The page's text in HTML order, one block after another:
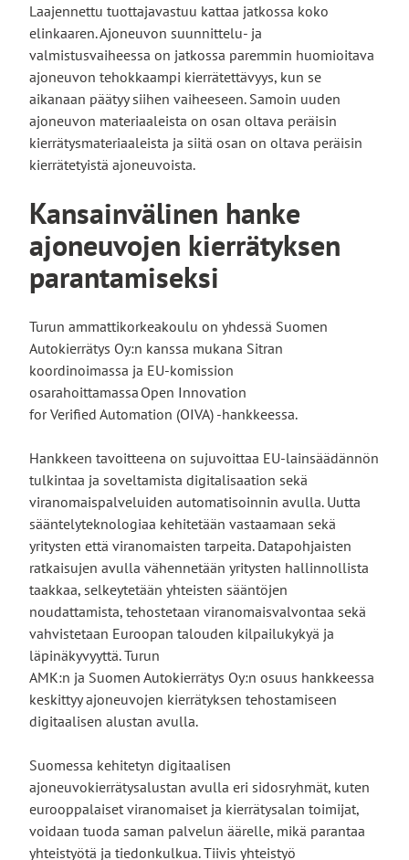
Laajennettu tuottajavastuu kattaa jatkossa koko
elinkaaren. Ajoneuvon suunnittelu- ja
valmistusvaiheessa on jatkossa paremmin huomioitava
ajoneuvon tehokkaampi kierrätettävyys, kun se
aikanaan päätyy siihen vaiheeseen. Samoin uuden
ajoneuvon materiaaleista on osan oltava peräisin
kierrätysmateriaaleista ja siitä osan on oltava peräisin
kierrätetyistä ajoneuvoista.
Kansainvälinen hanke
ajoneuvojen kierrätyksen
parantamiseksi
Turun ammattikorkeakoulu on yhdessä Suomen
Autokierrätys Oy:n kanssa mukana Sitran
koordinoimassa ja EU-komission
osarahoittamassa Open Innovation
for Verified Automation (OIVA) -hankkeessa.
Hankkeen tavoitteena on sujuvoittaa EU-lainsäädännön
tulkintaa ja soveltamista digitalisaation sekä
viranomaispalveluiden automatisoinnin avulla. Uutta
sääntelyteknologiaa kehitetään vastaamaan sekä
yritysten että viranomaisten tarpeita. Datapohjaisten
ratkaisujen avulla vähennetään yritysten hallinnollista
taakkaa, selkeytetään yhteisten sääntöjen
noudattamista, tehostetaan viranomaisvalvontaa sekä
vahvistetaan Euroopan talouden kilpailukykyä ja
läpinäkyvyyttä. Turun
AMK:n ja Suomen Autokierrätys Oy:n osuus hankkeessa
keskittyy ajoneuvojen kierrätyksen tehostamiseen
digitaalisen alustan avulla.
Suomessa kehitetyn digitaalisen
ajoneuvokierrätysalustan avulla eri sidosryhmät, kuten
eurooppalaiset viranomaiset ja kierrätysalan toimijat,
voidaan tuoda saman palvelun äärelle, mikä parantaa
yhteistyötä ja tiedonkulkua. Tiivis yhteistyö